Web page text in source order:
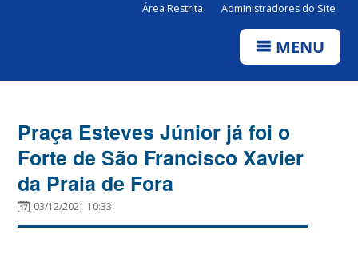
Área Restrita Administradores do Site
MENU
Praça Esteves Júnior já foi o
Forte de São Francisco Xavier
da Praia de Fora
03/12/2021 10:33